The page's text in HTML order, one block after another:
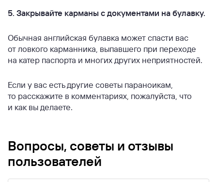
5. Закрывайте карманы с документами на булавку.
Обычная английская булавка может спасти вас
от ловкого карманника, выпавшего при переходе
на катер паспорта и многих других неприятностей.
Если у вас есть другие советы параноикам,
то расскажите в комментариях, пожалуйста, что
и как вы делаете.
Вопросы, советы и отзывы
пользователей